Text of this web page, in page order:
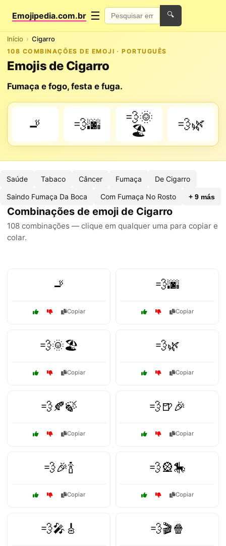
Emojipedia.com.br ☰ 🔍
Início Cigarro
108 COMBINAÇÕES DE EMOJI · PORTUGUÊS
Emojis de Cigarro
Fumaça e fogo, festa e fuga.
🚬 💨🌆
💨🌞
🏖️
💨🌿
Saúde Tabaco Câncer Fumaça De Cigarro
Saindo Fumaça Da Boca Com Fumaça No Rosto + 9 más
Combinações de emoji de Cigarro
108 combinações — clique em qualquer uma para copiar e
colar.
🚬
Copiar
💨🌆
Copiar
💨🌞🏖️
Copiar
💨🌿
Copiar
💨🍂🍃
Copiar
💨🍺🎉
Copiar
💨🎉🍾
Copiar
💨🎡🎠
Copiar
💨🎤🎸 💨🎬🍿